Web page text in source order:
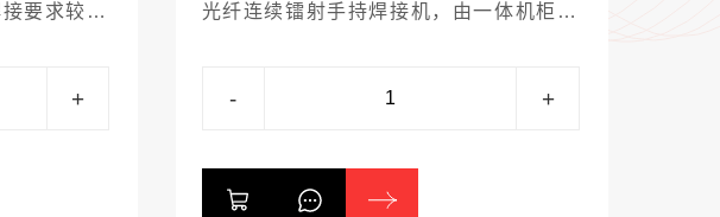
要求较高
器人为主
+
光纤连续镭射手持焊接机，由一体机柜、
送丝机可以容许更大的装配缝隙和误差，
- +